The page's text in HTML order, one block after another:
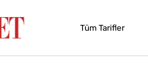
Tüm Tarifler